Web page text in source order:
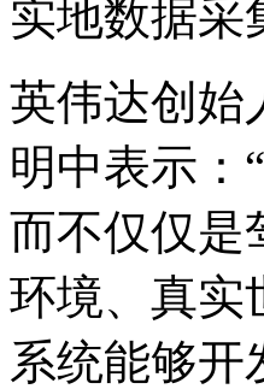
实地数据采
英伟达创始
明中表示：
而不仅仅是
环境、真实
系统能够开